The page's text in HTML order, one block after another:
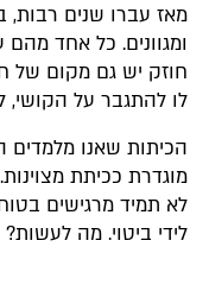
מאז עברו שנים רבות,
ומגוונים. כל אחד מהם
חוזק יש גם מקום של
לו להתגבר על הקושי,
הכיתות שאנו מלמדים
מוגדרת ככיתת
לא תמיד מרגישים
לידי ביטוי. מה